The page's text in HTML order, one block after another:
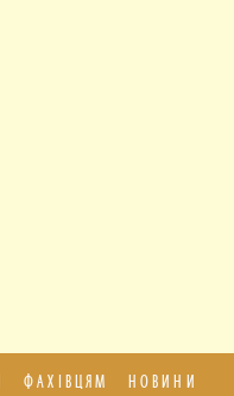
ФАХІВЦЯМ
НОВИНИ